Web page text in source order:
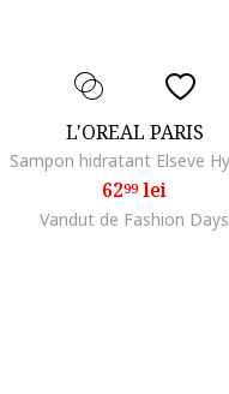
L'OREAL PARIS
6299lei
Vandut de Fashion Days